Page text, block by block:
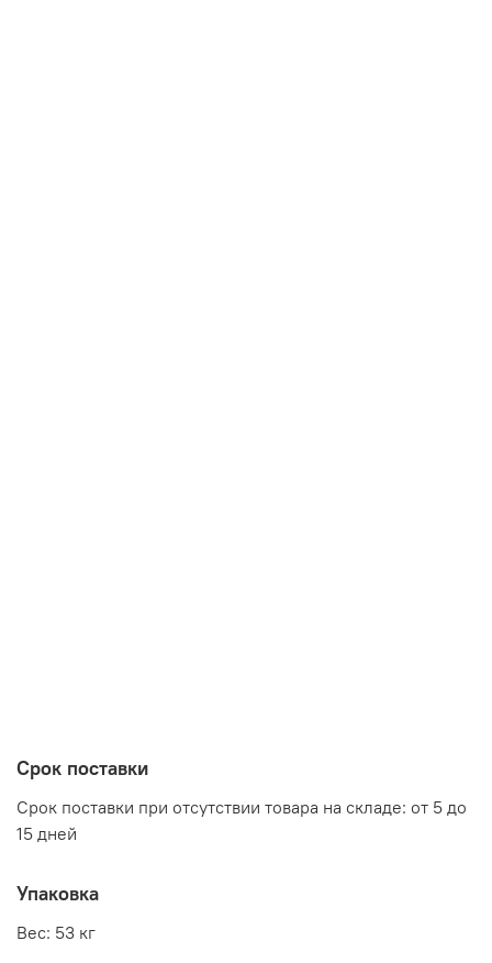
Срок поставки
Срок поставки при отсутствии товара на складе: от 5 до
15 дней
Упаковка
Вес: 53 кг